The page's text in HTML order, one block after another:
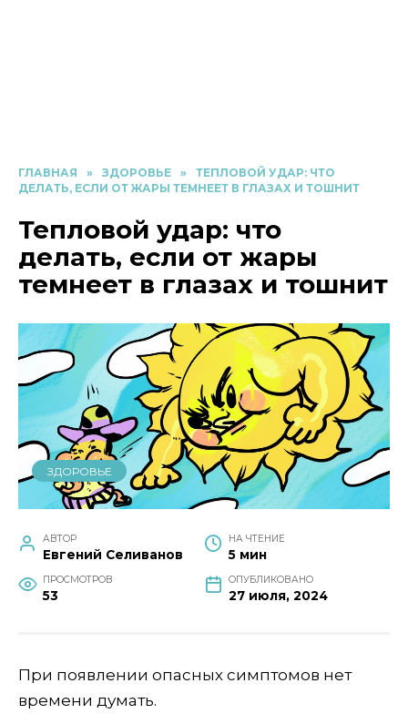
ГЛАВНАЯ » ЗДОРОВЬЕ »
ТЕПЛОВОЙ УДАР: ЧТО
ДЕЛАТЬ, ЕСЛИ ОТ ЖАРЫ ТЕМНЕЕТ В ГЛАЗАХ И ТОШНИТ
Тепловой удар: что
делать, если от жары
темнеет в глазах и тошнит
ЗДОРОВЬЕ
АВТОР
Евгений Селиванов
НА ЧТЕНИЕ
5 мин
ПРОСМОТРОВ
53
ОПУБЛИКОВАНО
27 июля, 2024
При появлении опасных симптомов нет
времени думать.